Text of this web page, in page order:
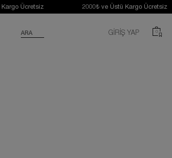
2000₺ ve Üstü Kargo Ücretsiz
GIRIŞ YAP 0
ARA